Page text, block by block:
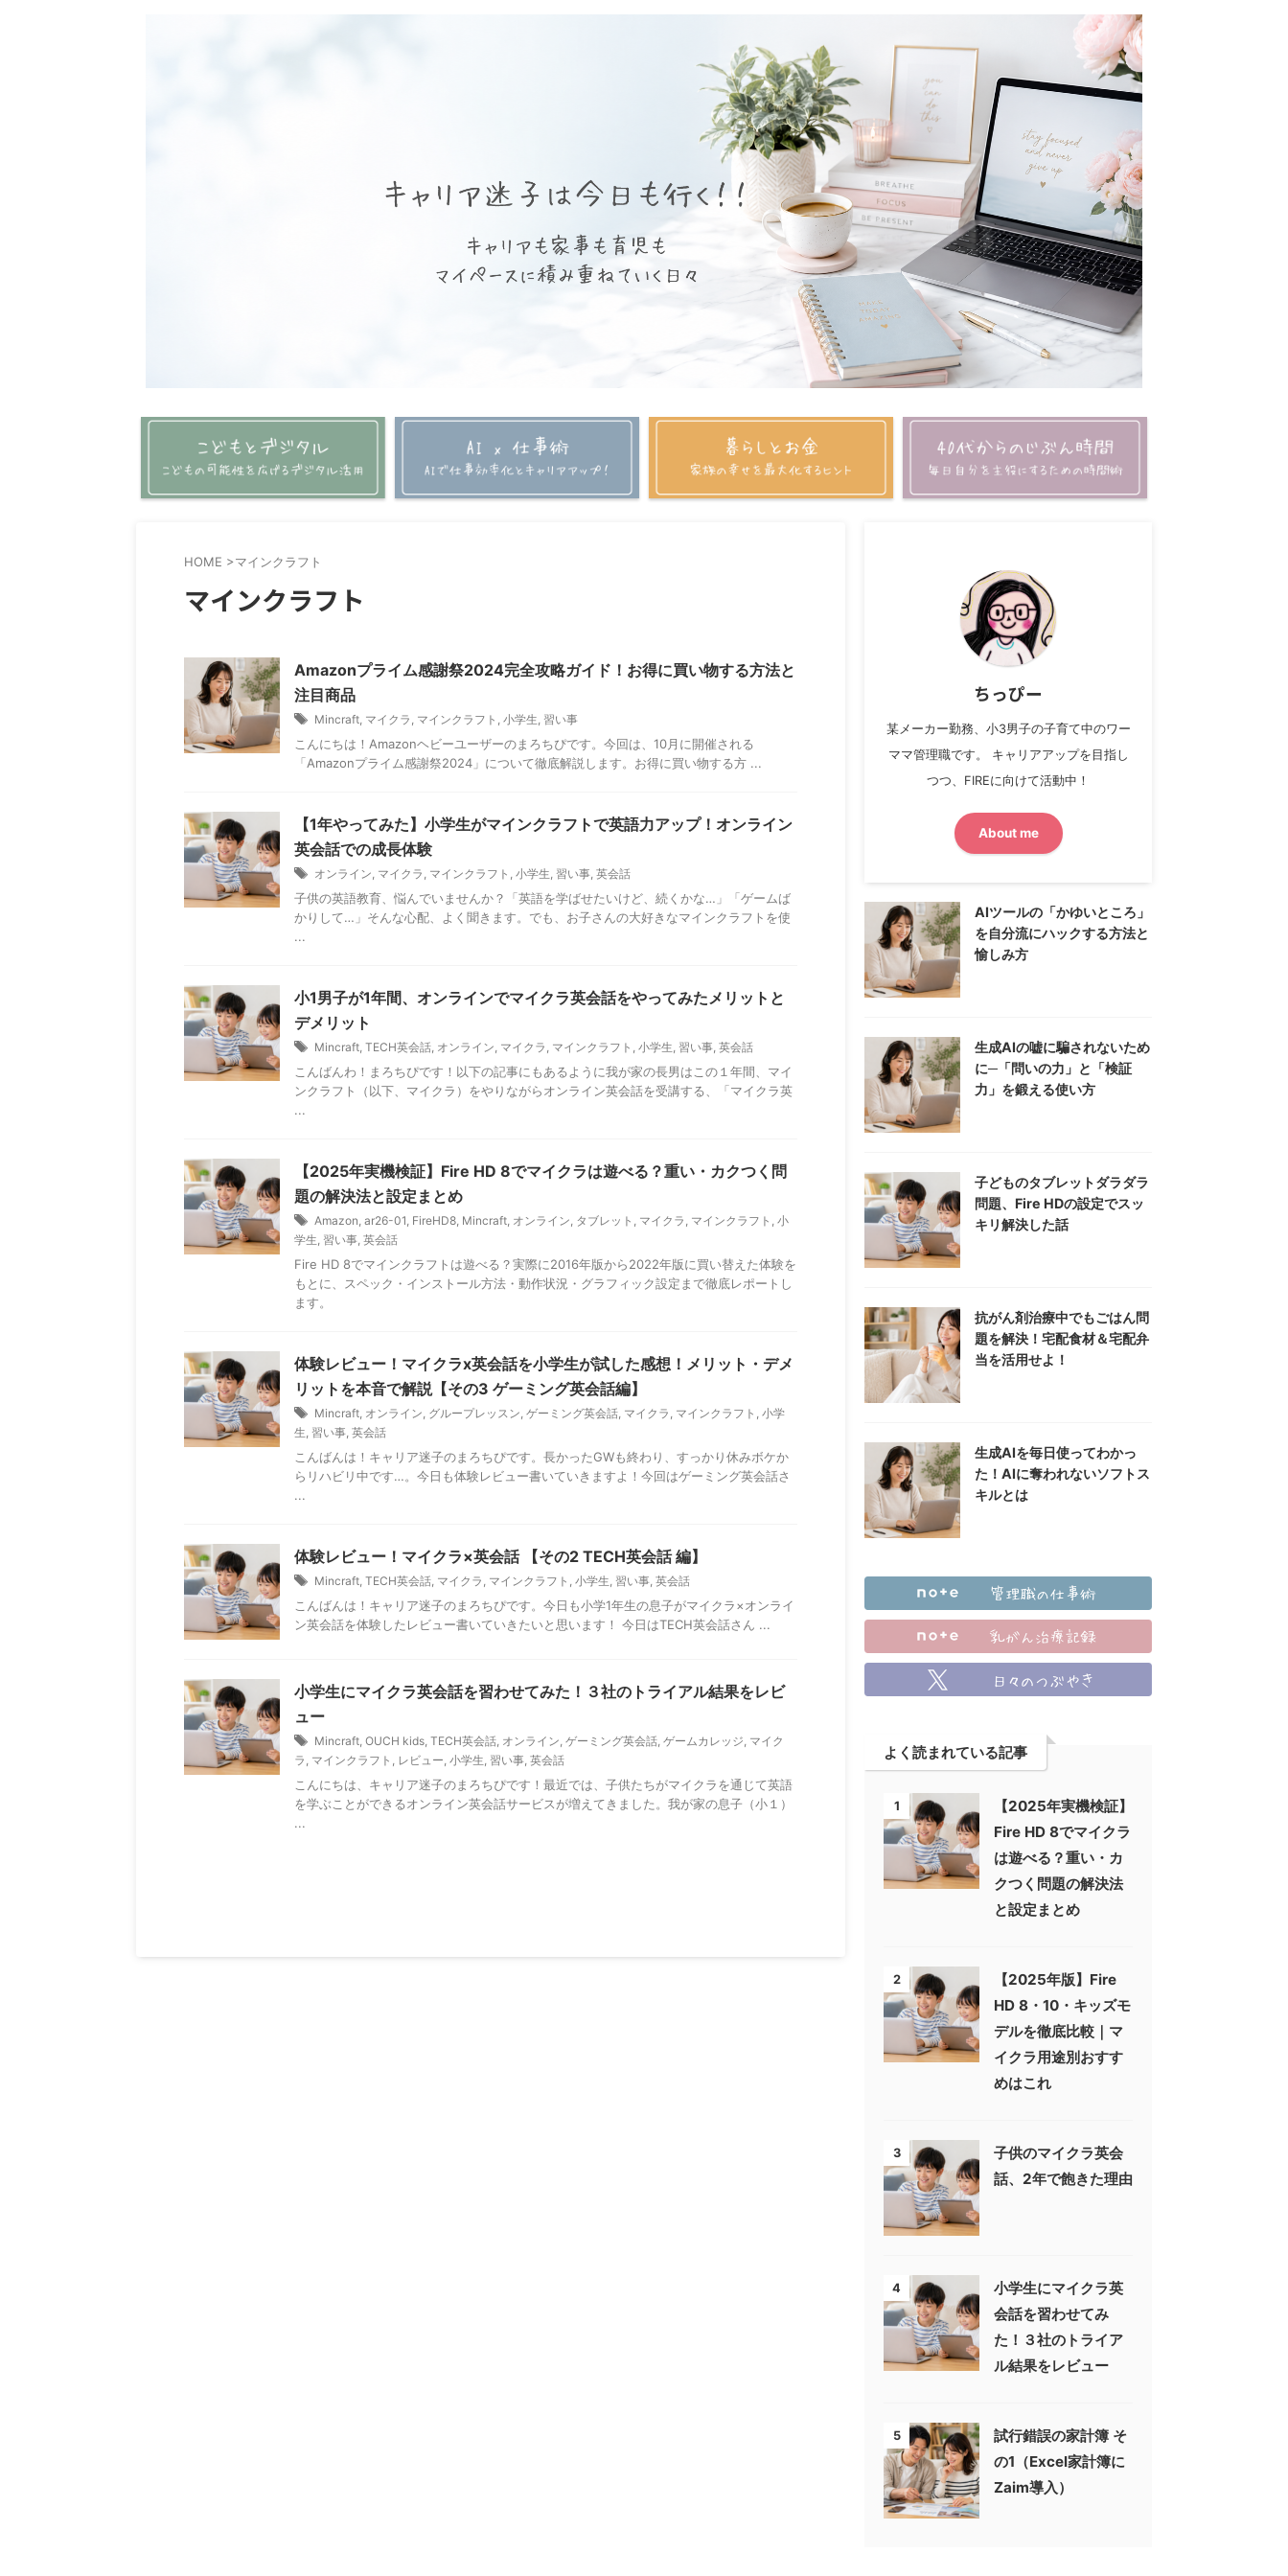
HOME >マインクラフト
マインクラフト
Amazonプライム感謝祭2024完全攻略ガイド！お得に買い物する方法と
注目商品
Mincraft, マイクラ , マインクラフト , 小学生, 習い事
こんにちは！Amazonヘビーユーザーのまろちぴです。今回は、10月に開催される
「Amazonプライム感謝祭2024」について徹底解説します。お得に買い物する方 ...
【1年やってみた】小学生がマインクラフトで英語力アップ！オンライン
英会話での成長体験
オンライン, マイクラ , マインクラフト , 小学生, 習い事, 英会話
子供の英語教育、悩んでいませんか？「英語を学ばせたいけど、続くかな…」「ゲームば
かりして…」そんな心配、よく聞きます。でも、お子さんの大好きなマインクラフトを使
...
小1男子が1年間、オンラインでマイクラ英会話をやってみたメリットと
デメリット
Mincraft, TECH英会話, オンライン, マイクラ , マインクラフト , 小学生, 習い事, 英会話
こんばんわ！まろちぴです！以下の記事にもあるように我が家の長男はこの１年間、マイ
ンクラフト（以下、マイクラ）をやりながらオンライン英会話を受講する、「マイクラ英
...
【2025年実機検証】Fire HD 8でマイクラは遊べる？重い・カクつく問
題の解決法と設定まとめ
Amazon, ar26-01, FireHD8, Mincraft, オンライン, タブレット , マイクラ , マインクラフト , 小
学生, 習い事, 英会話
Fire HD 8でマインクラフトは遊べる？実際に2016年版から2022年版に買い替えた体験を
もとに、スペック・インストール方法・動作状況・グラフィック設定まで徹底レポートし
ます。
体験レビュー！マイクラx英会話を小学生が試した感想！メリット・デメ
リットを本音で解説【その3 ゲーミング英会話編】
Mincraft, オンライン, グループレッスン, ゲーミング英会話, マイクラ , マインクラフト , 小学
生, 習い事, 英会話
こんばんは！キャリア迷子のまろちぴです。長かったGWも終わり、すっかり休みボケか
らリハビリ中です…。今日も体験レビュー書いていきますよ！今回はゲーミング英会話さ
...
体験レビュー！マイクラ×英会話 【その2 TECH英会話 編】
Mincraft, TECH英会話, マイクラ , マインクラフト , 小学生, 習い事, 英会話
こんばんは！キャリア迷子のまろちぴです。今日も小学1年生の息子がマイクラ×オンライ
ン英会話を体験したレビュー書いていきたいと思います！ 今日はTECH英会話さん ...
小学生にマイクラ英会話を習わせてみた！３社のトライアル結果をレビ
ュー
Mincraft, OUCH kids, TECH英会話, オンライン, ゲーミング英会話, ゲームカレッジ, マイク
ラ , マインクラフト , レビュー, 小学生, 習い事, 英会話
こんにちは、キャリア迷子のまろちぴです！最近では、子供たちがマイクラを通じて英語
を学ぶことができるオンライン英会話サービスが増えてきました。我が家の息子（小１）
...
ちっぴー
某メーカー勤務、小3男子の子育て中のワー
ママ管理職です。 キャリアアップを目指し
つつ、FIREに向けて活動中！
About me
AIツールの「かゆいところ」
を自分流にハックする方法と
愉しみ方
生成AIの嘘に騙されないため
に─「問いの力」と「検証
力」を鍛える使い方
子どものタブレットダラダラ
問題、Fire HDの設定でスッ
キリ解決した話
抗がん剤治療中でもごはん問
題を解決！宅配食材＆宅配弁
当を活用せよ！
生成AIを毎日使ってわかっ
た！AIに奪われないソフトス
キルとは
よく読まれている記事
1
【2025年実機検証】
Fire HD 8でマイクラ
は遊べる？重い・カ
クつく問題の解決法
と設定まとめ
2
【2025年版】Fire
HD 8・10・キッズモ
デルを徹底比較｜マ
イクラ用途別おすす
めはこれ
3
子供のマイクラ英会
話、2年で飽きた理由
4
小学生にマイクラ英
会話を習わせてみ
た！３社のトライア
ル結果をレビュー
5
試行錯誤の家計簿 そ
の1（Excel家計簿に
Zaim導入）